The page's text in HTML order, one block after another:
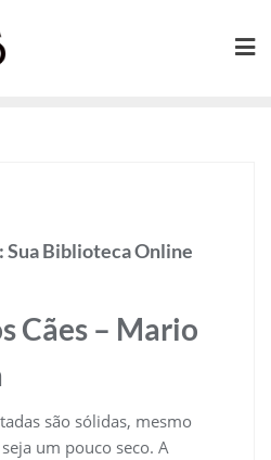
Sua Biblioteca Online
Cães – Mario
são sólidas, mesmo
um pouco seco. A